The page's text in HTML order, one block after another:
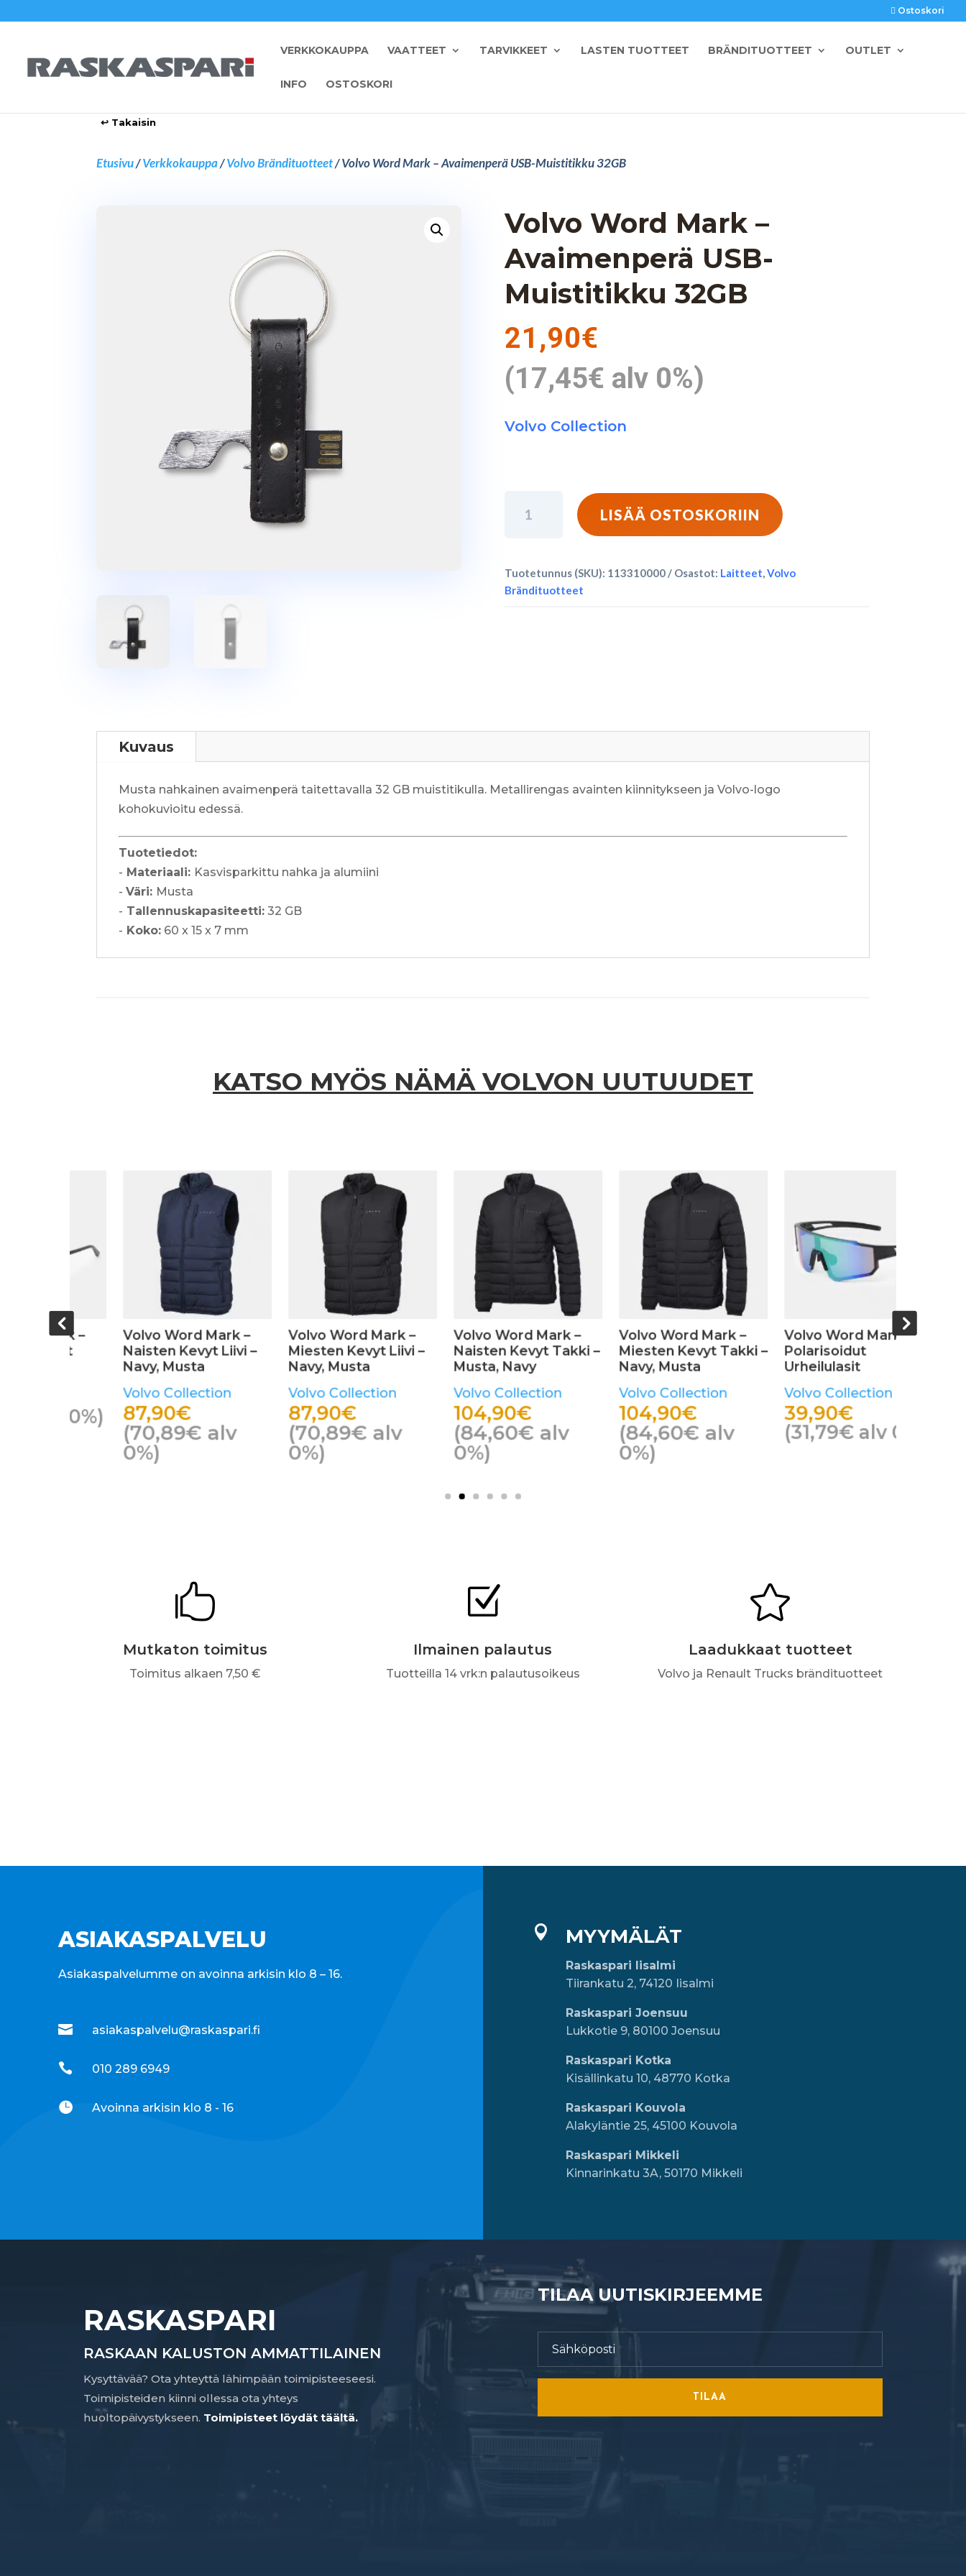
Ostoskori
VERKKOKAUPPA VAATTEET TARVIKKEET LASTEN TUOTTEET BRÄNDITUOTTEET OUTLET
INFO OSTOSKORI
Etusivu/Verkkokauppa/Volvo Brändituotteet/ Volvo Word Mark – Avaimenperä USB-Muistitikku 32GB
Volvo Word Mark –
Avaimenperä USB-
Muistitikku 32GB
21,90€
(17,45€ alv 0%)
Volvo Collection
Word
Avaimenperä
USB-
LISÄÄ OSTOSKORIIN
Tuotetunnus (SKU): 113310000 Osastot: Laitteet,Volvo
Brändituotteet
Kuvaus
Musta nahkainen avaimenperä taitettavalla 32 GB muistitikulla. Metallirengas avainten kiinnitykseen ja Volvo-logo
kohokuvioitu edessä.
Tuotetiedot:
- Materiaali: Kasvisparkittu nahka ja alumiini
-Väri: Musta
- Tallennuskapasiteetti: 32 GB
- Koko: 60 x 15 x 7 mm
KATSO MYÖS NÄMÄ VOLVON UUTUUDET
Volvo Word Mark –
Miesten Kevyt Liivi –
Navy, Musta
Volvo Collection
87,90€
70,89€alv
Volvo Word Mark –
Naisten Kevyt Takki –
Musta, Navy
Volvo Collection
104,90€
84,60€alv
Volvo Word Mark –
Miesten Kevyt Takki –
Navy, Musta
Volvo Collection
104,90€
84,60€alv
Volvo Word Mark –
Polarisoidut
Urheilulasit
Volvo Collection
39,90€
31,79€alv 0%)
Volvo Word Mark –
Nahkaranneke
15,50€
12,35€alv 0%)
Volvo

Mutkaton toimitus
Toimitus alkaen 7,50 €
Z
Ilmainen palautus
Tuotteilla 14 vrk:n palautusoikeus

Laadukkaat tuotteet
Volvo ja Renault Trucks brändituotteet
ASIAKASPALVELU
Asiakaspalvelumme on avoinna arkisin klo 8 – 16.
 asiakaspalvelu@raskaspari.fi
 010 289 6949
 Avoinna arkisin klo 8 - 16
 MYYMÄLÄT
Raskaspari Iisalmi
Tiirankatu 2, 74120 Iisalmi
Raskaspari Joensuu
Lukkotie 9, 80100 Joensuu
Raskaspari Kotka
Kisällinkatu 10, 48770 Kotka
Raskaspari Kouvola
Alakyläntie 25, 45100 Kouvola
Raskaspari Mikkeli
Kinnarinkatu 3A, 50170 Mikkeli
RASKASPARI
RASKAAN KALUSTON AMMATTILAINEN
Kysyttävää? Ota yhteyttä lähimpään toimipisteeseesi.
Toimipisteiden kiinni ollessa ota yhteys
huoltopäivystykseen. Toimipisteet löydät täältä.
TILAA UUTISKIRJEEMME
TILAA